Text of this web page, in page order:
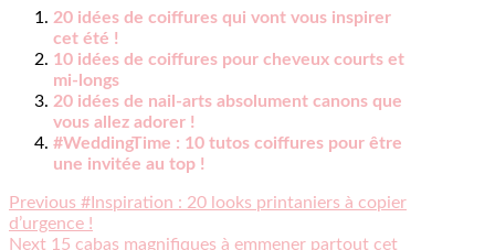
20 idées de coiffures qui vont vous inspirer
cet été !
10 idées de coiffures pour cheveux courts et
mi-longs
20 idées de nail-arts absolument canons que
vous allez adorer !
#WeddingTime : 10 tutos coiffures pour être
une invitée au top !
Navigation
de
Previous Previous
post:
#Inspiration : 20 looks printaniers à copier
d’urgence !
Next Next
15 cabas magnifiques à emmener partout cet